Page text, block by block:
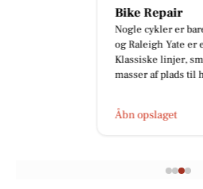
Bike Repair
Nogle cykler er bare
og Raleigh Yate er en
Klassiske linjer,
masser af plads til h...
Åbn opslaget